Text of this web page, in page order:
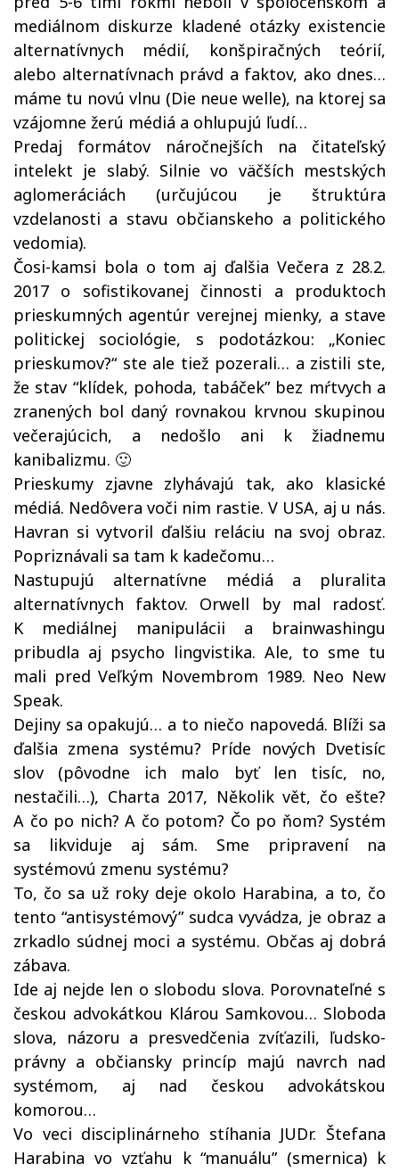
mediálnom diskurze kladené otázky existencie
alternatívnych médií, konšpiračných teórií,
alebo alternatívnach právd a faktov, ako dnes…
máme tu novú vlnu (Die neue welle), na ktorej sa
vzájomne žerú médiá a ohlupujú ľudí…
Predaj formátov náročnejších na čitateľský
intelekt je slabý. Silnie vo väčších mestských
aglomeráciách (určujúcou je štruktúra
vzdelanosti a stavu občianskeho a politického
vedomia).
Čosi-kamsi bola o tom aj ďalšia Večera z 28.2.
2017 o sofistikovanej činnosti a produktoch
prieskumných agentúr verejnej mienky, a stave
politickej sociológie, s podotázkou: „Koniec
prieskumov?“ ste ale tiež pozerali… a zistili ste,
že stav “klídek, pohoda, tabáček” bez mŕtvych a
zranených bol daný rovnakou krvnou skupinou
večerajúcich, a nedošlo ani k žiadnemu
kanibalizmu. 🙂
Prieskumy zjavne zlyhávajú tak, ako klasické
médiá. Nedôvera voči nim rastie. V USA, aj u nás.
Havran si vytvoril ďalšiu reláciu na svoj obraz.
Popriznávali sa tam k kadečomu…
Nastupujú alternatívne médiá a pluralita
alternatívnych faktov. Orwell by mal radosť.
K mediálnej manipulácii a brainwashingu
pribudla aj psycho lingvistika. Ale, to sme tu
mali pred Veľkým Novembrom 1989. Neo New
Speak.
Dejiny sa opakujú… a to niečo napovedá. Blíži sa
ďalšia zmena systému? Príde nových Dvetisíc
slov (pôvodne ich malo byť len tisíc, no,
nestačili…), Charta 2017, Několik vět, čo ešte?
A čo po nich? A čo potom? Čo po ňom? Systém
sa likviduje aj sám. Sme pripravení na
systémovú zmenu systému?
To, čo sa už roky deje okolo Harabina, a to, čo
tento “antisystémový” sudca vyvádza, je obraz a
zrkadlo súdnej moci a systému. Občas aj dobrá
zábava.
Ide aj nejde len o slobodu slova. Porovnateľné s
českou advokátkou Klárou Samkovou… Sloboda
slova, názoru a presvedčenia zvíťazili, ľudsko-
právny a občiansky princíp majú navrch nad
systémom, aj nad českou advokátskou
komorou…
Vo veci disciplinárneho stíhania JUDr. Štefana
Harabina vo vzťahu k “manuálu” (smernica) k